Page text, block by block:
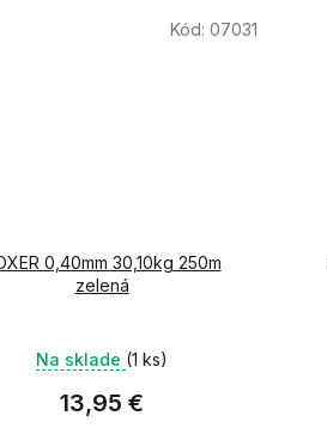
0,40mm 30,10kg 250m
zelená
Na sklade (1 ks)
13,95 €
Kód: 07031